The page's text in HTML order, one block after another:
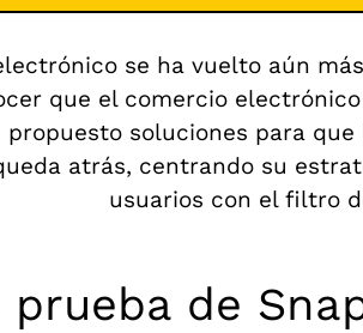
se ha vuelto aún
que el comercio
propuesto soluciones para
atrás, centrando su
usuarios con el filtro
de